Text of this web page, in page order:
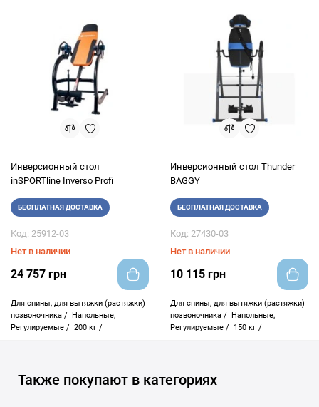
Инверсионный стол
inSPORTline Inverso Profi
БЕСПЛАТНАЯ ДОСТАВКА
Код: 25912-03
Нет в наличии
24 757 грн
Для спины, для вытяжки (растяжки)
позвоночника / Напольные,
Регулируемые / 200 кг /
Инверсионный стол Thunder
BAGGY
БЕСПЛАТНАЯ ДОСТАВКА
Код: 27430-03
Нет в наличии
10 115 грн
Для спины, для вытяжки (растяжки)
позвоночника / Напольные,
Регулируемые /
150 кг /
Также покупают в категориях